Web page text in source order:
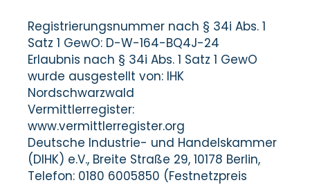
Registrierungsnummer nach § 34i Abs. 1
Satz 1 GewO: D-W-164-BQ4J-24
Erlaubnis nach § 34i Abs. 1 Satz 1 GewO
wurde ausgestellt von: IHK
Nordschwarzwald
Vermittlerregister:
www.vermittlerregister.org
Deutsche Industrie- und Handelskammer
(DIHK) e.V., Breite Straße 29, 10178 Berlin,
Telefon: 0180 6005850 (Festnetzpreis